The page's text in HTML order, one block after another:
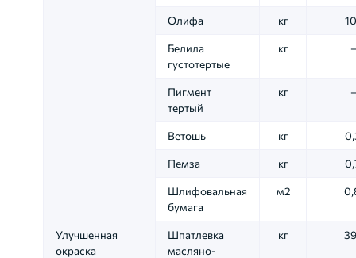
Олифа кг
Белила
густотертые
кг
Пигмент
тертый
кг
Ветошь кг
Пемза кг
Шлифовальная
бумага
м2
Улучшенная
окраска
Шпатлевка
масляно-
кг